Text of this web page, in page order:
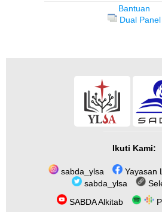
Bantuan
Dual Panel
Ikuti Kami:
sabda_ylsa
Yayasan
sabda_ylsa
SABDA Alkitab